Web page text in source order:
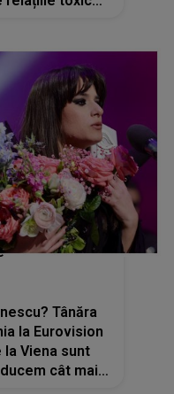
Tânăra
la Eurovision
la Viena sunt
cât mai